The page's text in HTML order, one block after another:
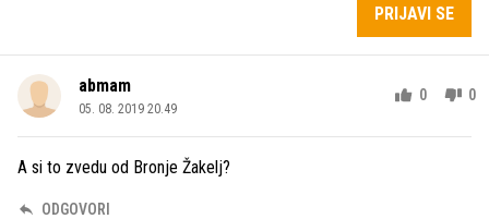
PRIJAVI SE
abmam
05. 08. 2019 20.49
0 0
A si to zvedu od Bronje Žakelj?
ODGOVORI